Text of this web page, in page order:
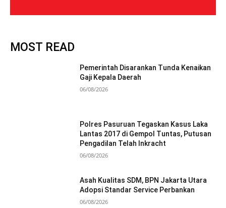
MOST READ
Pemerintah Disarankan Tunda Kenaikan
Gaji Kepala Daerah
06/08/2026
Polres Pasuruan Tegaskan Kasus Laka
Lantas 2017 di Gempol Tuntas, Putusan
Pengadilan Telah Inkracht
06/08/2026
Asah Kualitas SDM, BPN Jakarta Utara
Adopsi Standar Service Perbankan
06/08/2026